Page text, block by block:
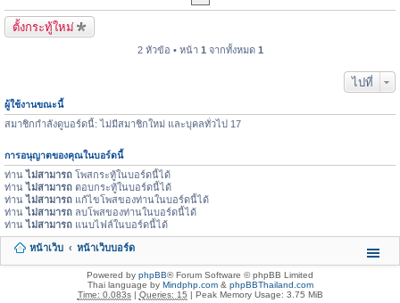
ตั้งกระทู้ใหม่
2 หัวข้อ • หน้า 1 จากทั้งหมด 1
ไปที่
ผู้ใช้งานขณะนี้
สมาชิกกำลังดูบอร์ดนี้: ไม่มีสมาชิกใหม่ และบุคลทั่วไป 17
การอนุญาตของคุณในบอร์ดนี้
ท่านไม่สามารถ โพสกระทู้ในบอร์ดนี้ได้
ท่านไม่สามารถ ตอบกระทู้ในบอร์ดนี้ได้
ท่านไม่สามารถ แก้ไขโพสของท่านในบอร์ดนี้ได้
ท่านไม่สามารถ ลบโพสของท่านในบอร์ดนี้ได้
ท่านไม่สามารถ แนบไฟล์ในบอร์ดนี้ได้
หน้าเว็บ หน้าเว็บบอร์ด
Powered by phpBB® Forum Software © phpBB Limited
Thai language by Mindphp.com& phpBBThailand.com
Time: 0.083s| Queries: 15 | Peak Memory Usage: 3.75 MiB